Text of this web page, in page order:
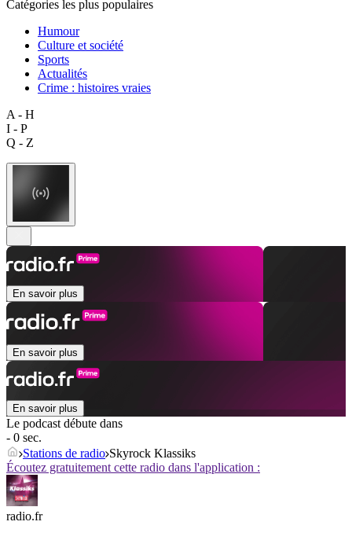
Catégories les plus populaires
Humour
Culture et société
Sports
Actualités
Crime : histoires vraies
A - H
I - P
Q - Z
En savoir plus
En savoir plus
En savoir plus
Le podcast débute dans
- 0 sec.
Stations de radio Skyrock Klassiks
Écoutez gratuitement cette radio dans l'application :
radio.fr